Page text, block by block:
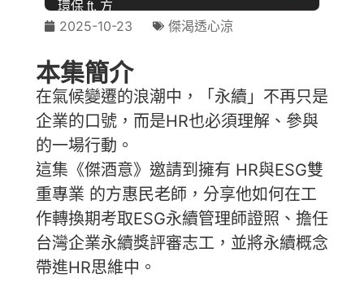
2025-10-23 傑渴透心涼
本集簡介
在氣候變遷的浪潮中，「永續」不再只是
企業的口號，而是HR也必須理解、參與
的一場行動。
這集《傑酒意》邀請到擁有 HR與ESG雙
重專業 的方惠民老師，分享他如何在工
作轉換期考取ESG永續管理師證照、擔任
台灣企業永續獎評審志工，並將永續概念
帶進HR思維中。